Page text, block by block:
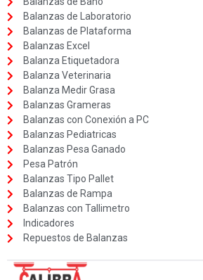
Balanzas de Laboratorio
Balanzas de Plataforma
Balanzas Excel
Balanza Etiquetadora
Balanza Veterinaria
Balanza Medir Grasa
Balanzas Grameras
Balanzas con Conexión a PC
Balanzas Pediatricas
Balanzas Pesa Ganado
Pesa Patrón
Balanzas Tipo Pallet
Balanzas de Rampa
Balanzas con Tallimetro
Indicadores
Repuestos de Balanzas